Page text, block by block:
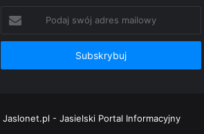
Podaj
swój
adres
Jaslonet.pl - Jasielski Portal Informacyjny